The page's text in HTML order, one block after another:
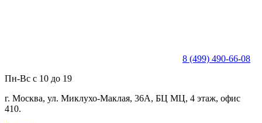
8 (499) 490-66-08
Пн-Вс с 10 до 19
г. Москва, ул. Миклухо-Маклая, 36А, БЦ МЦ, 4 этаж, офис
410.